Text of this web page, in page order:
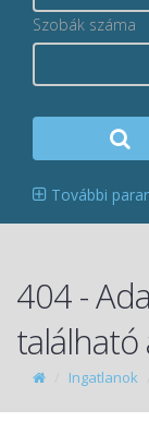
Szobák száma
További
404 -
található
Ingatlanok